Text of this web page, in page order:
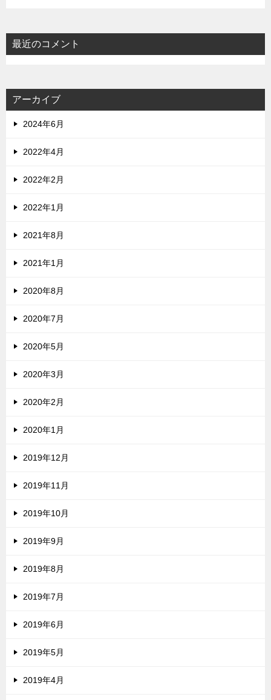
最近のコメント
アーカイブ
2024年6月
2022年4月
2022年2月
2022年1月
2021年8月
2021年1月
2020年8月
2020年7月
2020年5月
2020年3月
2020年2月
2020年1月
2019年12月
2019年11月
2019年10月
2019年9月
2019年8月
2019年7月
2019年6月
2019年5月
2019年4月